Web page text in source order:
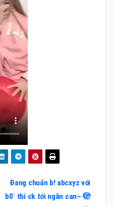
Đang chuẩn b! abcxyz với
b0` thì ck tới ngăn can~ 🫣